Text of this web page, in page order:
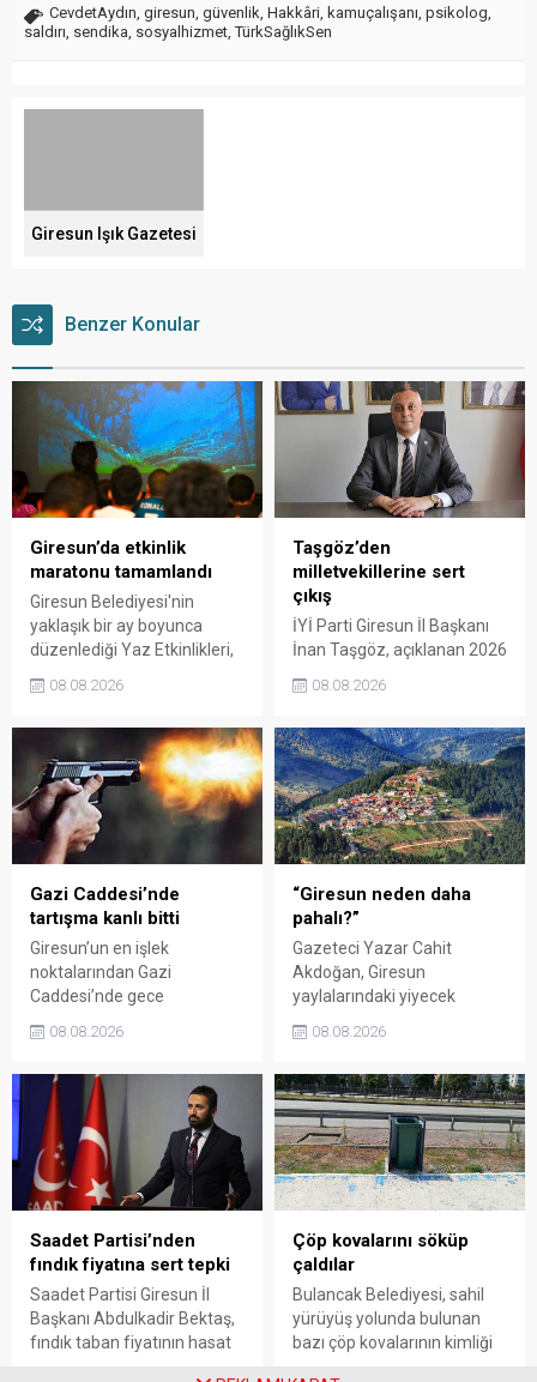
CevdetAydın, giresun, güvenlik, Hakkâri, kamuçalışanı, psikolog,
saldırı, sendika, sosyalhizmet,TürkSağlıkSen
Giresun Işık Gazetesi
Benzer Konular
Giresun’da etkinlik
maratonu tamamlandı
Giresun Belediyesi'nin
yaklaşık bir ay boyunca
düzenlediği Yaz Etkinlikleri,
sanat ve eğlenceyle
organizasyonun ardından
Kadın El Emeği Pazarı'nın
süresi de 16 Ağustos'a
kadar uzatıldı.
08.08.2026
Taşgöz’den
milletvekillerine sert
çıkış
İYİ Parti Giresun İl Başkanı
İnan Taşgöz, açıklanan 2026
üzerinden iktidar
eleştirdi. Taşgöz, üreticinin
emeğinin karşılığını
alamadığını savunarak,
Giresun milletvekillerini
sessiz kalmakla suçladı.
08.08.2026
Gazi Caddesi’nde
tartışma kanlı bitti
Giresun’un en işlek
noktalarından Gazi
Caddesi’nde gece
kavgada A.E. ayağından
bölgede kısa süreli panik
yaşanırken polis geniş çaplı
soruşturma başlattı.
08.08.2026
“Giresun neden daha
pahalı?”
Gazeteci Yazar Cahit
Akdoğan, Giresun
yaylalarındaki yiyecek
belirgin biçimde yüksek
Valiliği, Tarım ve Orman İl
Müdürlüğü ile ilgili kurumları
denetime çağırdı. Akdoğan,
yüzde 50’ye ulaşan fiyat
farklarının araştırılması
gerektiğini söyledi.
08.08.2026
Saadet Partisi’nden
fındık fiyatına sert tepki
Saadet Partisi Giresun İl
Başkanı Abdulkadir Bektaş,
fındık taban fiyatının hasat
Çöp kovalarını söküp
çaldılar
Bulancak Belediyesi, sahil
yürüyüş yolunda bulunan
bazı çöp kovalarının kimliği
08.08.2026